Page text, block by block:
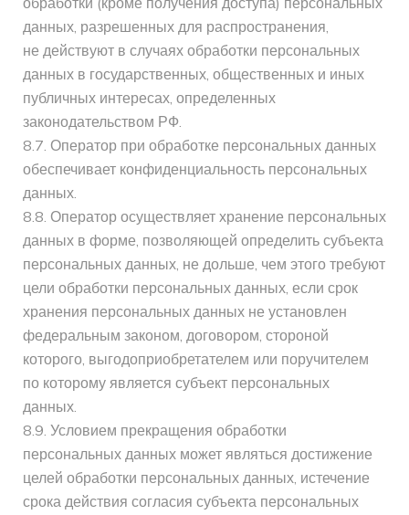
данных, разрешенных для распространения,
не действуют в случаях обработки персональных
данных в государственных, общественных и иных
публичных интересах, определенных
законодательством РФ.
8.7. Оператор при обработке персональных данных
обеспечивает конфиденциальность персональных
данных.
8.8. Оператор осуществляет хранение персональных
данных в форме, позволяющей определить субъекта
персональных данных, не дольше, чем этого требуют
цели обработки персональных данных, если срок
хранения персональных данных не установлен
федеральным законом, договором, стороной
которого, выгодоприобретателем или поручителем
по которому является субъект персональных
данных.
8.9. Условием прекращения обработки
персональных данных может являться достижение
целей обработки персональных данных, истечение
срока действия согласия субъекта персональных